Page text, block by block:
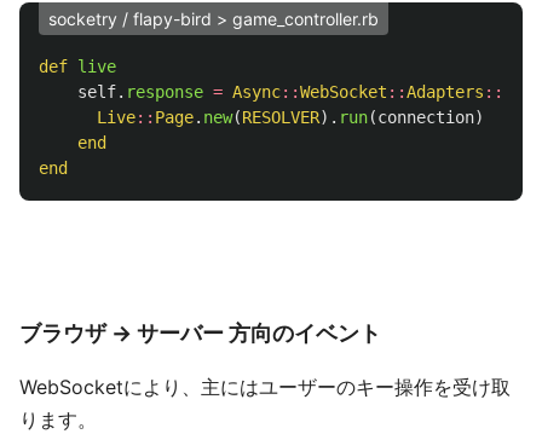
socketry / flapy-bird > game_controller.rb
def live
self. response = Async::WebSocket ::Adapters ::
Live:: Page. new(RESOLVER). run(connection)
end
end
ブラウザ -> サーバー 方向のイベント
WebSocketにより、主にはユーザーのキー操作を受け取
ります。